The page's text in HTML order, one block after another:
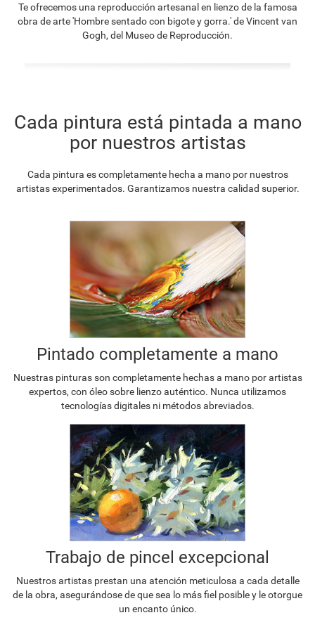
Te ofrecemos una reproducción artesanal en lienzo de la famosa
obra de arte 'Hombre sentado con bigote y gorra.' de Vincent van
Gogh, del Museo de Reproducción.
Cada pintura está pintada a mano
por nuestros artistas
Cada pintura es completamente hecha a mano por nuestros
artistas experimentados. Garantizamos nuestra calidad superior.
Pintado completamente a mano
Nuestras pinturas son completamente hechas a mano por artistas
expertos, con óleo sobre lienzo auténtico. Nunca utilizamos
tecnologías digitales ni métodos abreviados.
Trabajo de pincel excepcional
Nuestros artistas prestan una atención meticulosa a cada detalle
de la obra, asegurándose de que sea lo más fiel posible y le otorgue
un encanto único.